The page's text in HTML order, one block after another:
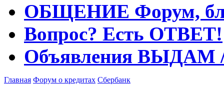
ОБЩЕНИЕ Форум,
Вопрос? Есть ОТВЕТ!
Объявления ВЫДАМ
Главная Форум о кредитах Сбербанк